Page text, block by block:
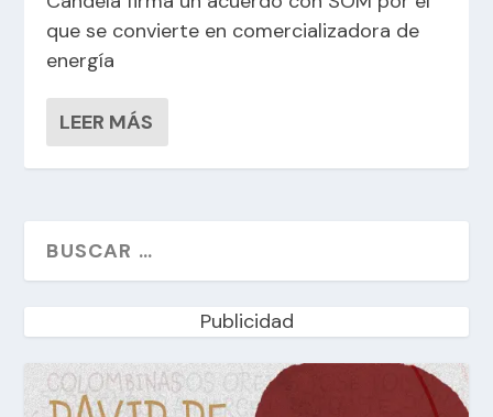
que se convierte en comercializadora de
energía
LEER MÁS
Publicidad